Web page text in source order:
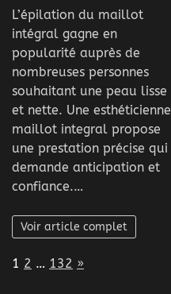
L’épilation du maillot
intégral gagne en
popularité auprès de
nombreuses personnes
souhaitant une peau lisse
et nette. Une esthéticienne
maillot integral propose
une prestation précise qui
demande anticipation et
confiance.…
Voir article complet
Page:
1 2 … 132 Next
»